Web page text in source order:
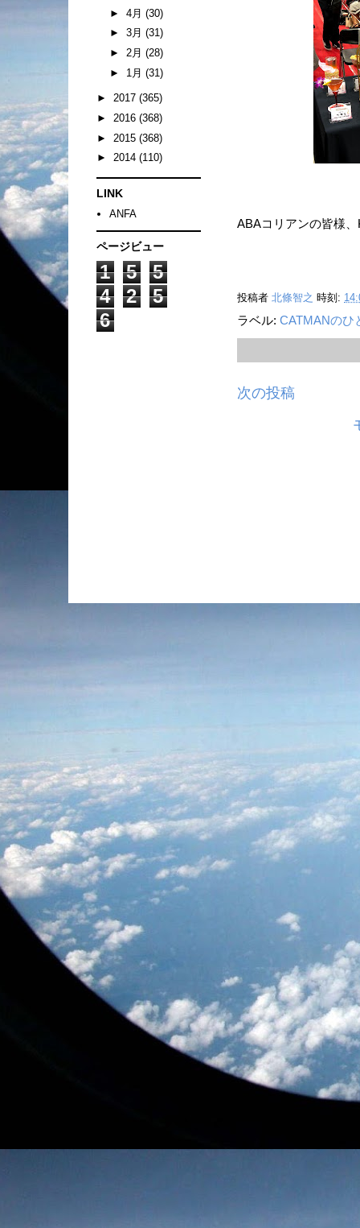
ABAコリアンの皆様
投稿者 北條智之 時刻:
ラベル: CATMANのひ
次の投稿
► 4月 (30)
► 3月 (31)
► 2月 (28)
► 1月 (31)
► 2017 (365)
► 2016 (368)
► 2015 (368)
► 2014 (110)
LINK
ANFA
ページビュー
1 5
5
4
2
5
6